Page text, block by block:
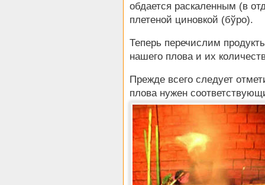
обдается раскаленным (в
плетеной циновкой (бўро).
Теперь перечислим
нашего плова и их
Прежде всего следует
плова нужен